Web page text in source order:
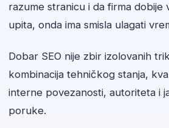
razume stranicu i da firma dobije
upita, onda ima smisla ulagati
Dobar SEO nije zbir izolovanih
kombinacija tehničkog stanja,
interne povezanosti, autoriteta i
poruke.